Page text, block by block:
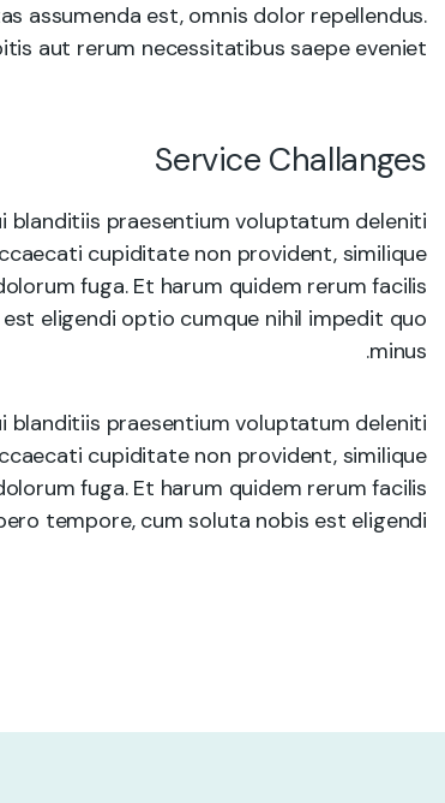
assumenda est, omnis dolor repellendus.
aut rerum necessitatibus saepe eveniet.
Service Challanges
blanditiis praesentium voluptatum deleniti
cupiditate non provident, similique
fuga. Et harum quidem rerum facilis
eligendi optio cumque nihil impedit quo
minus.
blanditiis praesentium voluptatum deleniti
cupiditate non provident, similique
fuga. Et harum quidem rerum facilis
tempore, cum soluta nobis est eligendi.